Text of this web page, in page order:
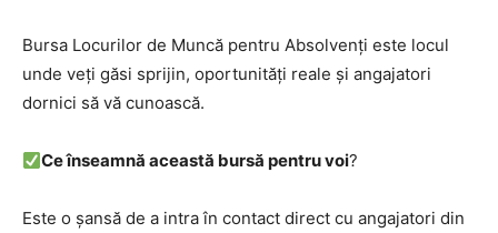
Bursa Locurilor de Muncă pentru Absolvenți este locul
unde veți găsi sprijin, oportunități reale și angajatori
dornici să vă cunoască.
Ce înseamnă această bursă pentru voi?
Este o șansă de a intra în contact direct cu angajatori din